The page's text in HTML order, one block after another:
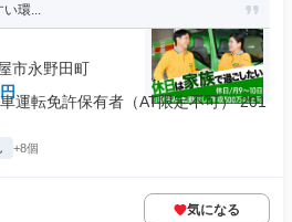
い環...
市永野田町
運転免許保有者（AT限定不可） 201
+8個
気になる